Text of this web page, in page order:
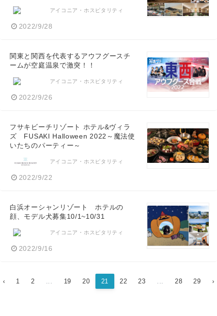
アイコニア・ホスピタリティ
2022/9/28
関東と関西を代表するアウフグースチ
ームが空庭温泉で激突！！
アイコニア・ホスピタリティ
2022/9/26
フサキビーチリゾート ホテル&ヴィラ
ズ FUSAKI Halloween 2022～魔法使
いたちのパーティー～
アイコニア・ホスピタリティ
2022/9/22
白浜オーシャンリゾート ホテルの
顔、モデル犬募集10/1~10/31
アイコニア・ホスピタリティ
2022/9/16
‹ 1 2 ... 19 20 21 22 23 ... 28 29 ›